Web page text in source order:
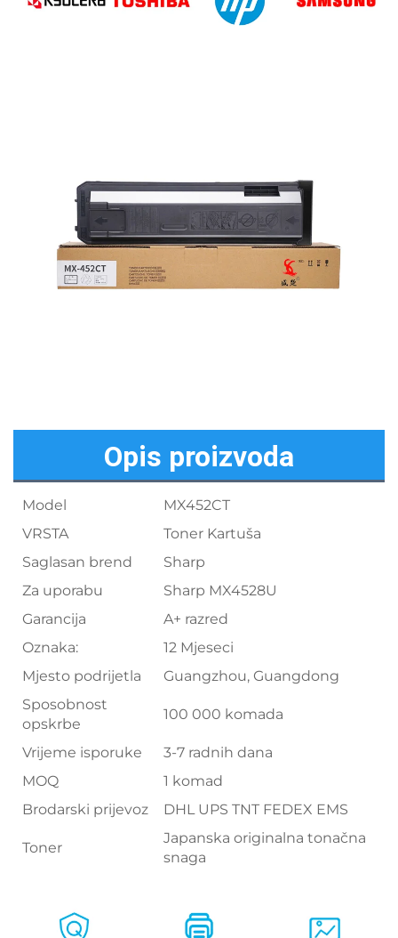
Opis proizvoda
Model
MX452CT
VRSTA
Toner Kartuša
Saglasan brend
Sharp
Za uporabu
Sharp MX4528U
Garancija
A+ razred
Oznaka:
12 Mjeseci
Mjesto podrijetla
Guangzhou, Guangdong
Sposobnost
opskrbe
100 000 komada
Vrijeme isporuke
3-7 radnih dana
MOQ
1 komad
Brodarski prijevoz
DHL UPS TNT FEDEX EMS
Toner
Japanska originalna tonačna
snaga